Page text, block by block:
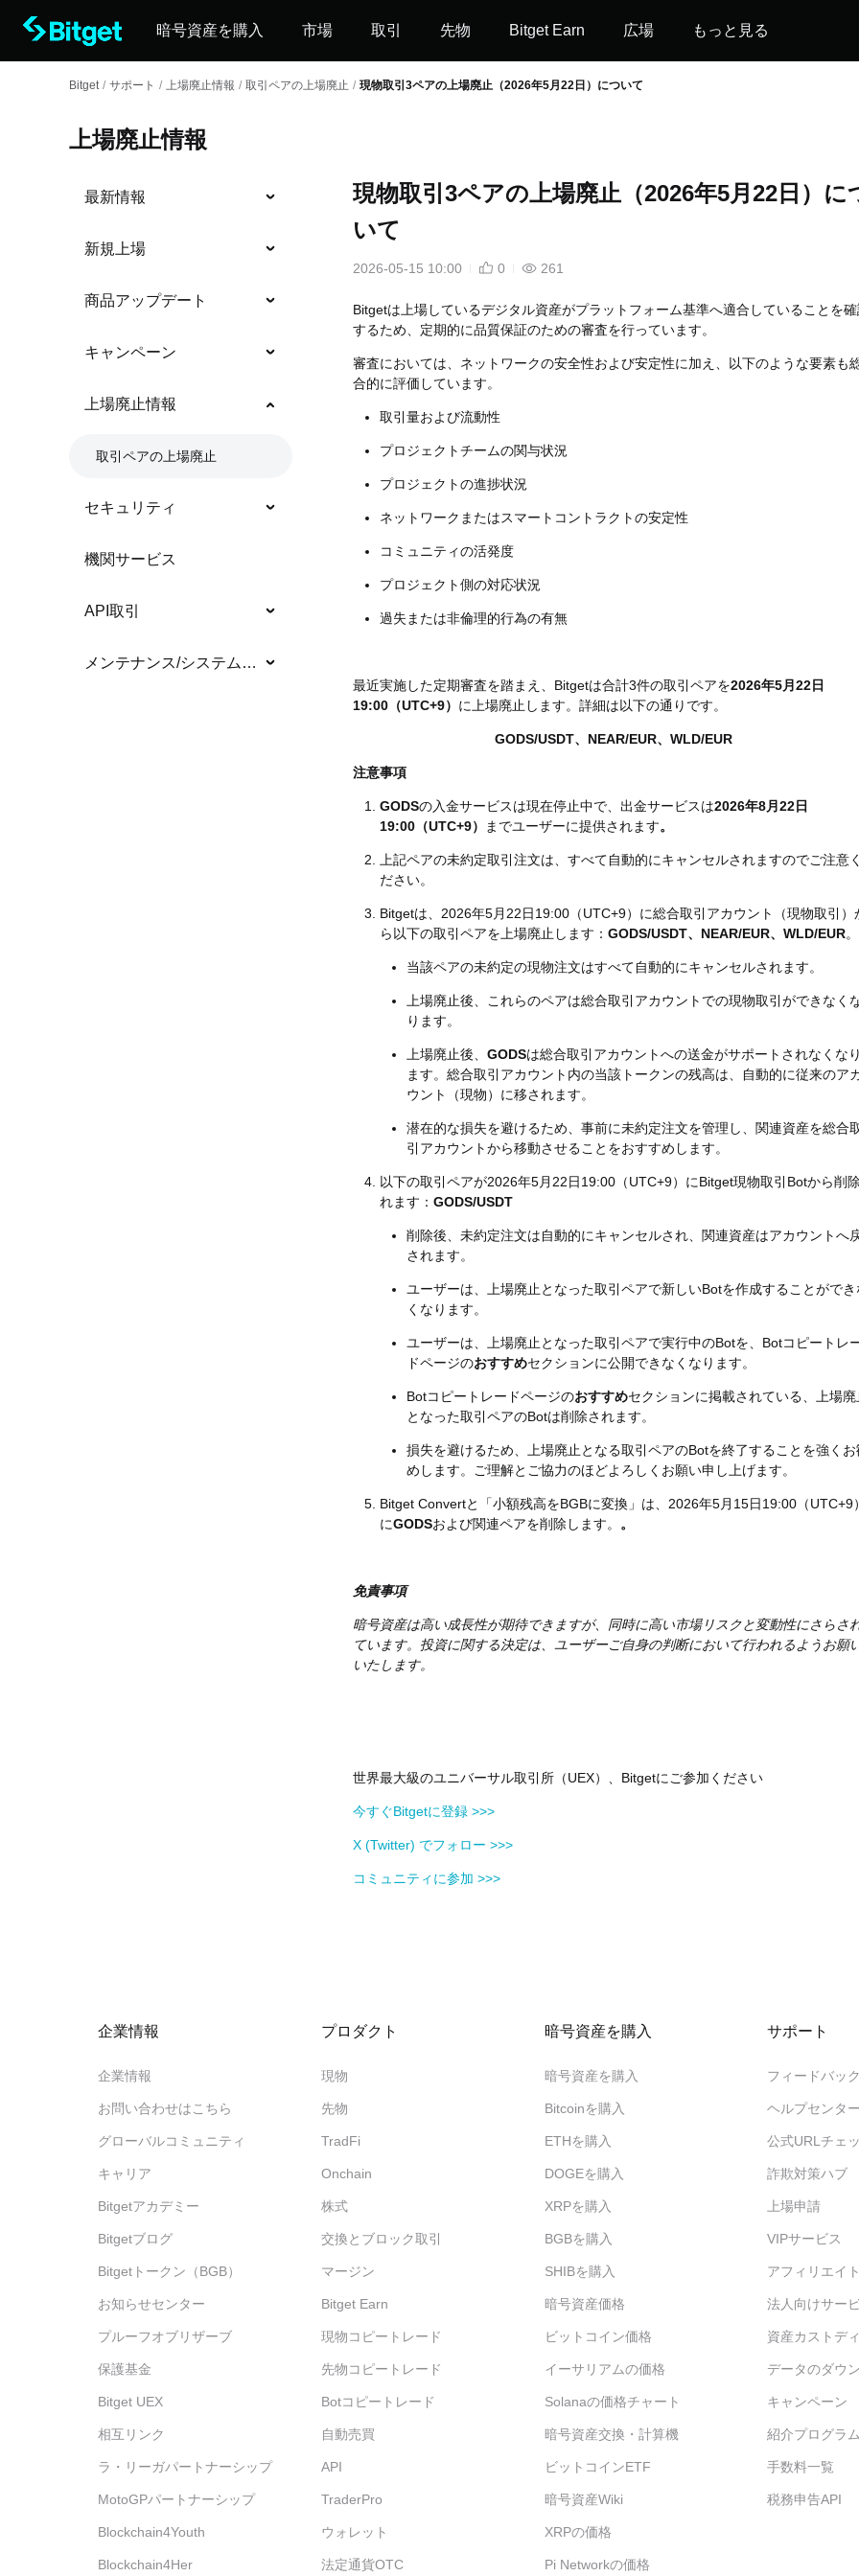
暗号資産を購入 市場 取引 先物 Bitget Earn 広場 もっと見る
Bitget / サポート / 上場廃止情報 / 取引ペアの上場廃止 / 現物取引3ペアの上場廃止（2026年5月22日）について
上場廃止情報
最新情報
新規上場
商品アップデート
キャンペーン
上場廃止情報
取引ペアの上場廃止
セキュリティ
機関サービス
API取引
メンテナンス/システムアップデート
現物取引3ペアの上場廃止（2026年5月22日）に
いて
2026-05-15 10:00 0 261
Bitgetは上場しているデジタル資産がプラットフォーム基準へ適合していることを
するため、定期的に品質保証のための審査を行っています。
審査においては、ネットワークの安全性および安定性に加え、以下のような要素も
合的に評価しています。
取引量および流動性
プロジェクトチームの関与状況
プロジェクトの進捗状況
ネットワークまたはスマートコントラクトの安定性
コミュニティの活発度
プロジェクト側の対応状況
過失または非倫理的行為の有無
最近実施した定期審査を踏まえ、Bitgetは合計3件の取引ペアを2026年5月22日
19:00（UTC+9） に上場廃止します。詳細は以下の通りです。
GODS/USDT、NEAR/EUR、WLD/EUR
注意事項
GODSの入金サービスは現在停止中で、出金サービスは2026年8月22日
19:00（UTC+9）
までユーザーに提供されます。
上記ペアの未約定取引注文は、すべて自動的にキャンセルされますのでご注意く
ださい。
Bitgetは、2026年5月22日19:00（UTC+9）に総合取引アカウント（現物取引）
ら以下の取引ペアを上場廃止します： GODS/USDT、NEAR/EUR、WLD/EUR。
当該ペアの未約定の現物注文はすべて自動的にキャンセルされます。
上場廃止後、これらのペアは総合取引アカウントでの現物取引ができなく
ります。
上場廃止後、 GODSは総合取引アカウントへの送金がサポートされなくなり
ます。総合取引アカウント内の当該トークンの残高は、自動的に従来のア
ウント（現物）に移されます。
潜在的な損失を避けるため、事前に未約定注文を管理し、関連資産を総合
引アカウントから移動させることをおすすめします。
以下の取引ペアが2026年5月22日19:00（UTC+9）にBitget現物取引Botから削
れます： GODS/USDT
削除後、未約定注文は自動的にキャンセルされ、関連資産はアカウントへ
されます。
ユーザーは、上場廃止となった取引ペアで新しいBotを作成することができ
くなります。
ユーザーは、上場廃止となった取引ペアで実行中のBotを、Botコピートレ
ドページのおすすめセクションに公開できなくなります。
Botコピートレードページのおすすめセクションに掲載されている、上場廃
となった取引ペアのBotは削除されます。
損失を避けるため、上場廃止となる取引ペアのBotを終了することを強くお
めします。ご理解とご協力のほどよろしくお願い申し上げます。
Bitget Convertと「小額残高をBGBに変換」は、2026年5月15日19:00（UTC+9）
にGODSおよび関連ペアを削除します。 。
免責事項
暗号資産は高い成長性が期待できますが、同時に高い市場リスクと変動性にさらさ
ています。投資に関する決定は、ユーザーご自身の判断において行われるようお願
いたします。
世界最大級のユニバーサル取引所（UEX）、Bitgetにご参加ください
今すぐBitgetに登録 >>>
X (Twitter) でフォロー >>>
コミュニティに参加 >>>
企業情報
企業情報
‌お問い合わせはこちら
グローバルコミュニティ
キャリア
Bitgetアカデミー
Bitgetブログ
Bitgetトークン（BGB）
お知らせセンター
プルーフオブリザーブ
保護基金
Bitget UEX
相互リンク
ラ・リーガパートナーシップ
MotoGPパートナーシップ
Blockchain4Youth
Blockchain4Her
‌プロダクト
現物
先物
TradFi
Onchain
株式
交換とブロック取引
マージン
Bitget Earn
現物コピートレード
先物コピートレード
Botコピートレード
自動売買
API
TraderPro
ウォレット
法定通貨OTC
暗号資産を購入
暗号資産を購入
Bitcoinを購入
ETHを購入
DOGEを購入
XRPを購入
BGBを購入
SHIBを購入
暗号資産価格
ビットコイン価格
イーサリアムの価格
Solanaの価格チャート
暗号資産交換・計算機
ビットコインETF
暗号資産Wiki
XRPの価格
Pi Networkの価格
サポート
フィードバッ
ヘルプセンター
公式URLチェ
詐欺対策ハブ
上場申請
VIPサービス
アフィリエイ
法人向けサー
資産カストディ
データのダウ
キャンペーン
紹介プログラム
手数料一覧
税務申告API